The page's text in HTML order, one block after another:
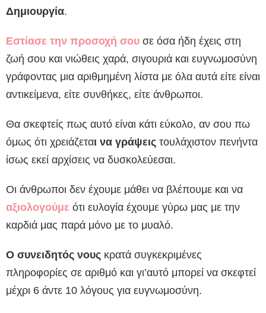
Δημιουργία.
Εστίασε την προσοχή σου σε όσα ήδη έχεις στη
ζωή σου και νιώθεις χαρά, σιγουριά και ευγνωμοσύνη
γράφοντας μια αριθμημένη λίστα με όλα αυτά είτε είναι
αντικείμενα, είτε συνθήκες, είτε άνθρωποι.
Θα σκεφτείς πως αυτό είναι κάτι εύκολο, αν σου πω
όμως ότι χρειάζεται να γράψεις τουλάχιστον πενήντα
ίσως εκεί αρχίσεις να δυσκολεύεσαι.
Οι άνθρωποι δεν έχουμε μάθει να βλέπουμε και να
αξιολογούμε ότι ευλογία έχουμε γύρω μας με την
καρδιά μας παρά μόνο με το μυαλό.
Ο συνειδητός νους κρατά συγκεκριμένες
πληροφορίες σε αριθμό και γι’αυτό μπορεί να σκεφτεί
μέχρι 6 άντε 10 λόγους για ευγνωμοσύνη.